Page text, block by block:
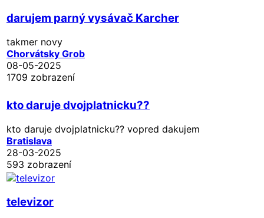
darujem parný vysávač Karcher
takmer novy
Chorvátsky Grob
08-05-2025
1709 zobrazení
kto daruje dvojplatnicku??
kto daruje dvojplatnicku?? vopred dakujem
Bratislava
28-03-2025
593 zobrazení
televizor